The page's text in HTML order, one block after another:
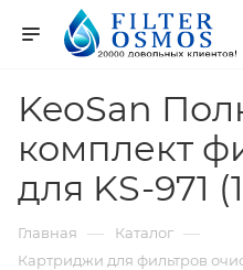
KeoSan
комплект
для KS-971
Главная — Каталог —
Картриджи для фильтров